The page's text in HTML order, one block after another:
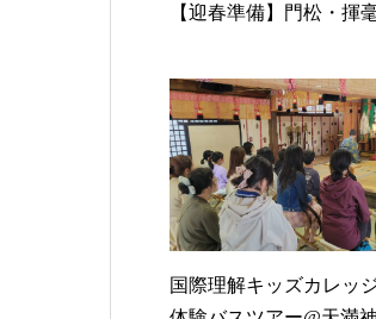
【迎春準備】門松・揮
国際理解キッズカレッ